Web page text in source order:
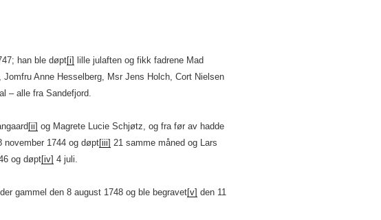
han ble døpt[i] lille julaften og fikk fadrene Mad
Anne Hesselberg, Msr Jens Holch, Cort Nielsen
– alle fra Sandefjord.
[ii] og Magrete Lucie Schjøtz, og fra før av hadde
november 1744 og døpt[iii] 21 samme måned og Lars
og døpt[iv] 4 juli.
gammel den 8 august 1748 og ble begravet[v] den 11